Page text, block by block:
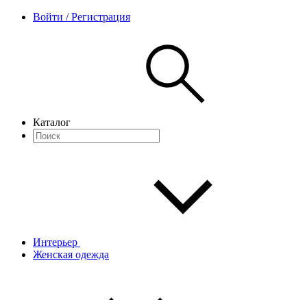
Войти / Регистрация
Каталог
Интерьер
Женская одежда